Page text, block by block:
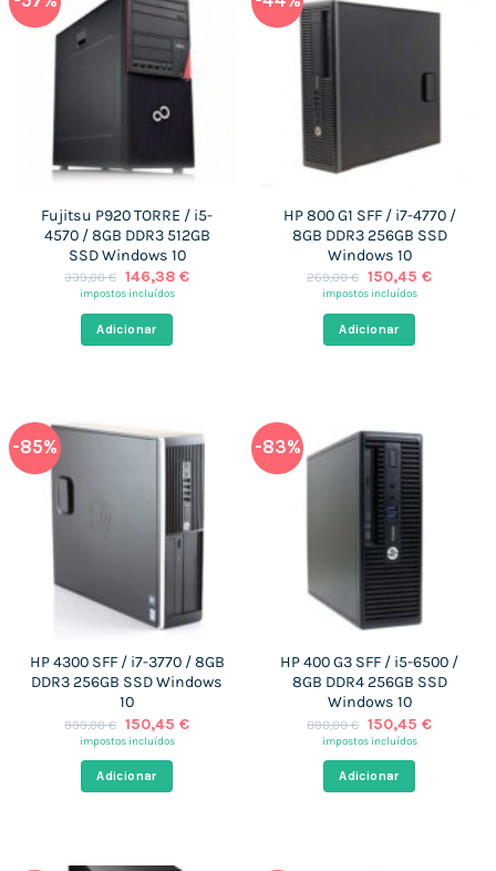
Fujitsu P920 TORRE / i5-
4570 / 8GB DDR3 512GB
SSD Windows 10
339,00€ O
preço
era:
339,00 €.
146,38 €O
impostos incluídos
Adicionar
HP 800 G1 SFF / i7-4770 /
8GB DDR3 256GB SSD
Windows 10
269,00€ O
preço
era:
269,00 €.
150,45 €O
impostos incluídos
Adicionar
-85%
HP 4300 SFF / i7-3770 / 8GB
DDR3 256GB SSD Windows
10
999,00€ O
preço
era:
999,00 €.
150,45 €O
impostos incluídos
Adicionar
-83%
HP 400 G3 SFF / i5-6500 /
8GB DDR4 256GB SSD
Windows 10
890,00€ O
preço
era:
890,00 €.
150,45 €O
impostos incluídos
Adicionar